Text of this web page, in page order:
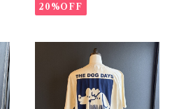
20%OFF